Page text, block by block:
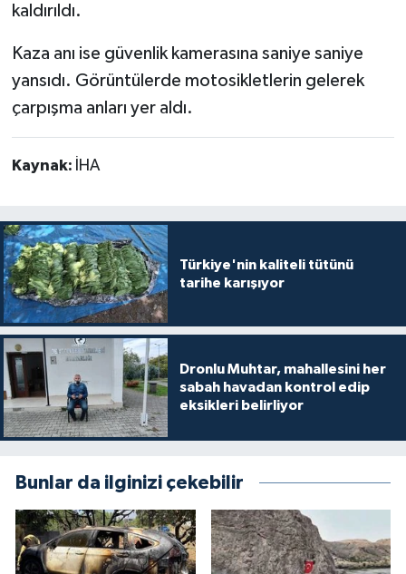
kaldırıldı.
Kaza anı ise güvenlik kamerasına saniye saniye
yansıdı. Görüntülerde motosikletlerin gelerek
çarpışma anları yer aldı.
Kaynak: İHA
Türkiye'nin kaliteli tütünü
tarihe karışıyor
Dronlu Muhtar, mahallesini her
sabah havadan kontrol edip
eksikleri belirliyor
Bunlar da ilginizi çekebilir